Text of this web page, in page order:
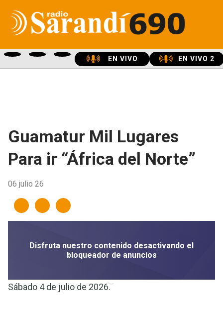
EN VIVO EN VIVO 2
Guamatur Mil Lugares
Para ir “África del Norte”
06 julio 26
Sábado 4 de julio de 2026.